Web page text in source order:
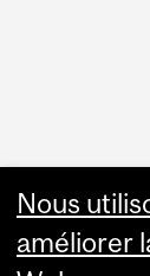
Nous
améliorer